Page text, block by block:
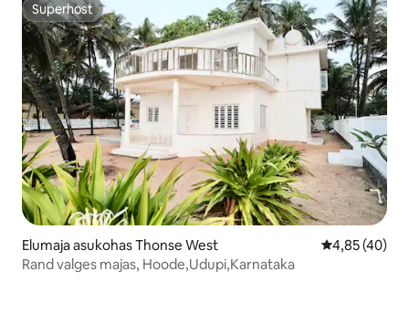
Superhost
Superhost
Elumaja asukohas Thonse West Keskmine
4,85 (40)
Rand valges majas, Hoode,Udupi,Karnataka